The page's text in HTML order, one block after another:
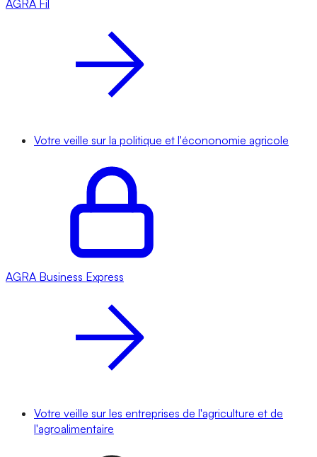
AGRA Fil
Votre veille sur la politique et l'écononomie agricole
AGRA Business Express
Votre veille sur les entreprises de l'agriculture et de
l'agroalimentaire